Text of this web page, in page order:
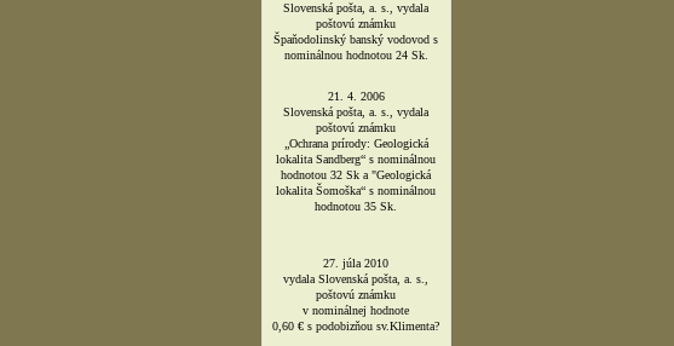
Slovenská pošta, a. s., vydala
poštovú známku
Špaňodolinský banský vodovod s
nominálnou hodnotou 24 Sk.
21. 4. 2006
Slovenská pošta, a. s., vydala
poštovú známku
„Ochrana prírody: Geologická
lokalita Sandberg“ s nominálnou
hodnotou 32 Sk a "Geologická
lokalita Šomoška“ s nominálnou
hodnotou 35 Sk.
27. júla 2010
vydala Slovenská pošta, a. s.,
poštovú známku
v nominálnej hodnote
0,60 € s podobizňou sv.Klimenta?